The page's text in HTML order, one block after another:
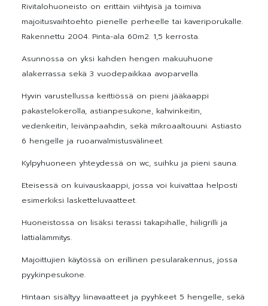
Rivitalohuoneisto on erittäin viihtyisä ja toimiva
majoitusvaihtoehto pienelle perheelle tai kaveriporukalle.
Rakennettu 2004. Pinta-ala 60m2. 1,5 kerrosta.
Asunnossa on yksi kahden hengen makuuhuone
alakerrassa sekä 3 vuodepaikkaa avoparvella.
Hyvin varustellussa keittiössä on pieni jääkaappi
pakastelokerolla, astianpesukone, kahvinkeitin,
vedenkeitin, leivänpaahdin, sekä mikroaaltouuni. Astiasto
6 hengelle ja ruoanvalmistusvälineet.
Kylpyhuoneen yhteydessä on wc, suihku ja pieni sauna.
Eteisessä on kuivauskaappi, jossa voi kuivattaa helposti
esimerkiksi lasketteluvaatteet.
Huoneistossa on lisäksi terassi takapihalle, hiiligrilli ja
lattialämmitys.
Majoittujien käytössä on erillinen pesularakennus, jossa
pyykinpesukone.
Hintaan sisältyy liinavaatteet ja pyyhkeet 5 hengelle, sekä